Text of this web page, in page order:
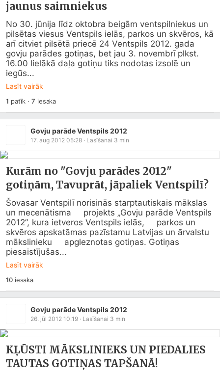
jaunus saimniekus
No 30. jūnija līdz oktobra beigām ventspilniekus un
pilsētas viesus Ventspils ielās, parkos un skvēros, kā
arī citviet pilsētā priecē 24 Ventspils 2012. gada
govju parādes gotiņas, bet jau 3. novembrī plkst.
16.00 lielākā daļa gotiņu tiks nodotas izsolē un
iegūs...
Lasīt vairāk
1 patīk ·7 iesaka
Govju parāde Ventspils 2012
17. aug 2012 05:28 · Lasīšanai 3 min
Kurām no "Govju parādes 2012"
gotiņām, Tavuprāt, jāpaliek Ventspilī?
Šovasar Ventspilī norisinās starptautiskais mākslas
un mecenātisma     projekts „Govju parāde Ventspils
2012”, kura ietveros Ventspils ielās,     parkos un
skvēros apskatāmas pazīstamu Latvijas un ārvalstu
mākslinieku     apgleznotas gotiņas. Gotiņas
piesaistījušas...
Lasīt vairāk
10iesaka
Govju parāde Ventspils 2012
26. jūl 2012 10:19 · Lasīšanai 3 min
KĻŪSTI MĀKSLINIEKS UN PIEDALIES
TAUTAS GOTIŅAS TAPŠANĀ!